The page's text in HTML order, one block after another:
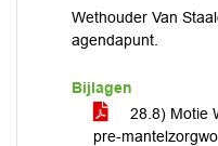
Wethouder Van
agendapunt.
Bijlagen
28.8) Motie
pre-